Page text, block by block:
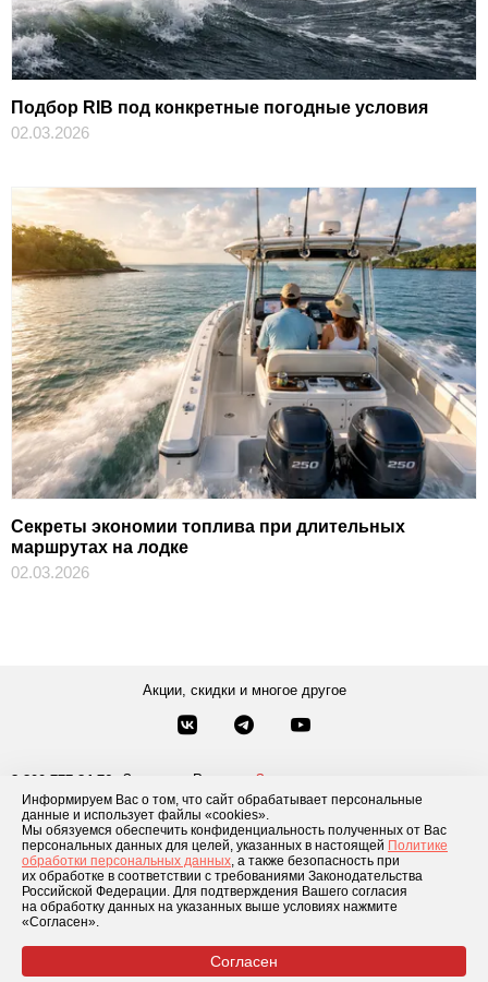
Информируем Вас о том, что сайт обрабатывает персональные
данные и использует файлы «cookies».
Мы обязуемся обеспечить конфиденциальность полученных от Вас
персональных данных для целей, указанных в настоящей Политике
обработки персональных данных, а также безопасность при
их обработке в соответствии с требованиями Законодательства
Российской Федерации. Для подтверждения Вашего согласия
на обработку данных на указанных выше условиях нажмите
«Согласен».
Согласен
Подбор RIB под конкретные погодные условия
02.03.2026
Секреты экономии топлива при длительных
маршрутах на лодке
02.03.2026
Акции, скидки и многое другое
8-800-777-84-76 Звонки по России
Заказать звонок
8 495 181-69-06
Москва
Каталог товаров О компании Доставка и оплата Блог
Условия рассрочки
Контакты
© 2026 «GLADIATOR»